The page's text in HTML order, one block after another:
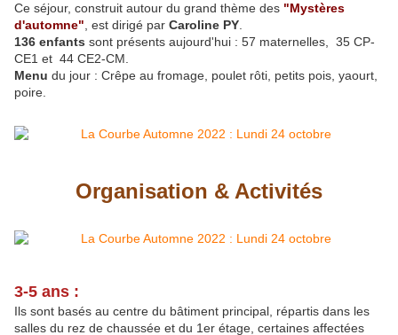
Ce séjour, construit autour du grand thème des "Mystères
d'automne" , est dirigé par Caroline PY
136 enfants sont présents aujourd'hui : 57 maternelles, 35 CP-
CE1 et 44 CE2-CM.
Menu du jour : Crêpe au fromage, poulet rôti, petits pois, yaourt,
poire.
Organisation & Activités
3-5 ans :
Ils sont basés au centre du bâtiment principal, répartis dans les
salles du rez de chaussée et du 1er étage, certaines affectées